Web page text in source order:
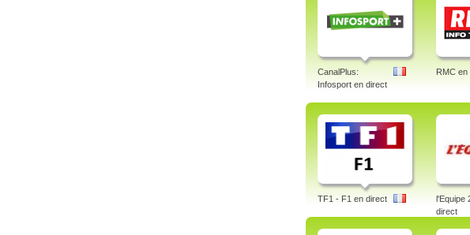
CanalPlus:
Infosport en direct
RMC en
TF1 - F1 en direct
l'Equipe
direct